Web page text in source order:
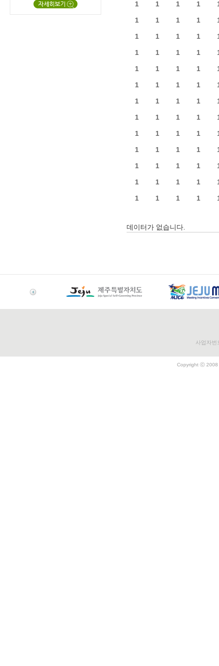
1 1 1 1
1 1 1 1
1 1 1 1
1 1 1 1
1 1 1 1
1 1 1 1
1 1 1 1
1 1 1 1
1 1 1 1
1 1 1 1
1 1 1 1
1 1 1 1
1 1 1 1
데이터가 없습니다.
사업자번
Copyright ⓒ 2008